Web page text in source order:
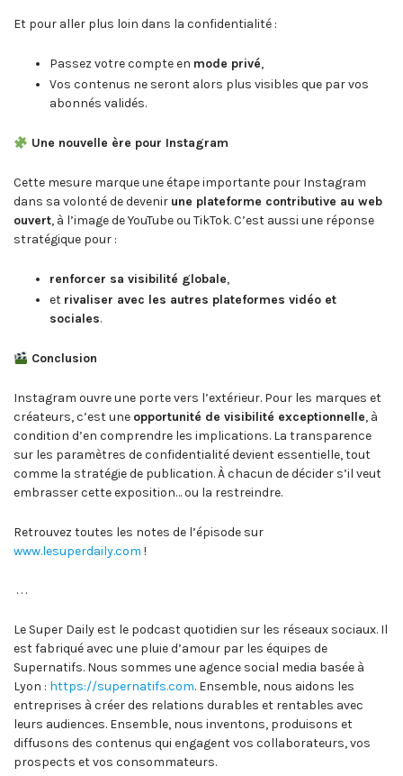
Et pour aller plus loin dans la confidentialité :
Passez votre compte en mode privé,
Vos contenus ne seront alors plus visibles que par vos
abonnés validés.
Une nouvelle ère pour Instagram
Cette mesure marque une étape importante pour Instagram
dans sa volonté de devenir une plateforme contributive au web
ouvert, à l’image de YouTube ou TikTok. C’est aussi une réponse
stratégique pour :
renforcer sa visibilité globale,
et rivaliser avec les autres plateformes vidéo et
sociales.
Conclusion
Instagram ouvre une porte vers l’extérieur. Pour les marques et
créateurs, c’est une opportunité de visibilité exceptionnelle, à
condition d’en comprendre les implications. La transparence
sur les paramètres de confidentialité devient essentielle, tout
comme la stratégie de publication. À chacun de décider s’il veut
embrasser cette exposition… ou la restreindre.
Retrouvez toutes les notes de l’épisode sur
www.lesuperdaily.com !
. . .
Le Super Daily est le podcast quotidien sur les réseaux sociaux. Il
est fabriqué avec une pluie d’amour par les équipes de
Supernatifs. Nous sommes une agence social media basée à
Lyon : https://supernatifs.com. Ensemble, nous aidons les
entreprises à créer des relations durables et rentables avec
leurs audiences. Ensemble, nous inventons, produisons et
diffusons des contenus qui engagent vos collaborateurs, vos
prospects et vos consommateurs.